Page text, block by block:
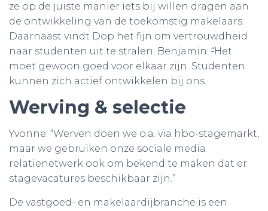
ze op de juiste manier iets bij willen dragen aan
de ontwikkeling van de toekomstig makelaars.
Daarnaast vindt Dop het fijn om vertrouwdheid
naar studenten uit te stralen. Benjamin: “Het
moet gewoon goed voor elkaar zijn. Studenten
kunnen zich actief ontwikkelen bij ons.
Werving & selectie
Yvonne: “Werven doen we o.a. via hbo-stagemarkt,
maar we gebruiken onze sociale media
relatienetwerk ook om bekend te maken dat er
stagevacatures beschikbaar zijn.”
De vastgoed- en makelaardijbranche is een